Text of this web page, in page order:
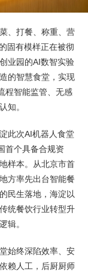
、打餐、称重、营
固有模样正在被彻
业园的AI数智实验
的智慧食堂，实现
程智能监管、无感
知。
此次AI机器人食堂
首个具备合规资
样本。从北京市首
方率先出台智能餐
民生落地，海淀以
统餐饮行业转型升
辑。
始终深陷效率、安
赖人工，后厨厨师